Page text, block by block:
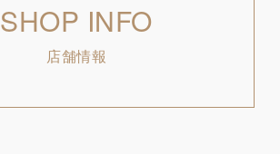
SHOP INFO
店舗情報